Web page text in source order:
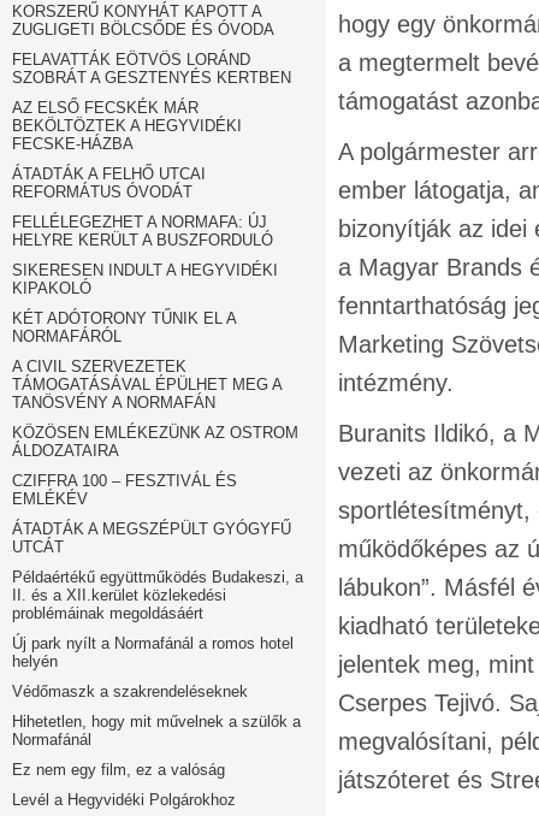
KORSZERŰ KONYHÁT KAPOTT A
ZUGLIGETI BÖLCSŐDE ÉS ÓVODA
FELAVATTÁK EÖTVÖS LORÁND
SZOBRÁT A GESZTENYÉS KERTBEN
AZ ELSŐ FECSKÉK MÁR
BEKÖLTÖZTEK A HEGYVIDÉKI
FECSKE-HÁZBA
ÁTADTÁK A FELHŐ UTCAI
REFORMÁTUS ÓVODÁT
FELLÉLEGEZHET A NORMAFA: ÚJ
HELYRE KERÜLT A BUSZFORDULÓ
SIKERESEN INDULT A HEGYVIDÉKI
KIPAKOLÓ
KÉT ADÓTORONY TŰNIK EL A
NORMAFÁRÓL
A CIVIL SZERVEZETEK
TÁMOGATÁSÁVAL ÉPÜLHET MEG A
TANÖSVÉNY A NORMAFÁN
KÖZÖSEN EMLÉKEZÜNK AZ OSTROM
ÁLDOZATAIRA
CZIFFRA 100 – FESZTIVÁL ÉS
EMLÉKÉV
ÁTADTÁK A MEGSZÉPÜLT GYÓGYFŰ
UTCÁT
Példaértékű együttműködés Budakeszi, a
II. és a XII.kerület közlekedési
problémáinak megoldásáért
Új park nyílt a Normafánál a romos hotel
helyén
Védőmaszk a szakrendeléseknek
Hihetetlen, hogy mit művelnek a szülők a
Normafánál
Ez nem egy film, ez a valóság
Levél a Hegyvidéki Polgárokhoz
hogy egy
a megtermelt
támogatást
A polgármester
ember látogatja,
bizonyítják az idei
a Magyar Brands
fenntarthatóság
Marketing
intézmény.
Buranits Ildikó, a
vezeti az
sportlétesítményt,
működőképes az
lábukon”. Másfél
kiadható
jelentek meg,
Cserpes Tejivó.
megvalósítani,
játszóteret és